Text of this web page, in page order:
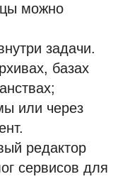
можно
задачи.
базах
или через
редактор
сервисов для